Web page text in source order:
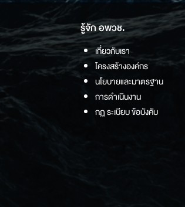
รู้จัก อพวช.
เกี่ยวกับเรา
โครงสร้างองค์กร
นโยบายและมาตรฐาน
การดำเนินงาน
กฏ ระเบียบ ข้อบังคับ